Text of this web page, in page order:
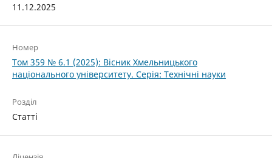
11.12.2025
Номер
Том 359 № 6.1 (2025): Вісник Хмельницького
національного університету. Серія: Технічні науки
Розділ
Статті